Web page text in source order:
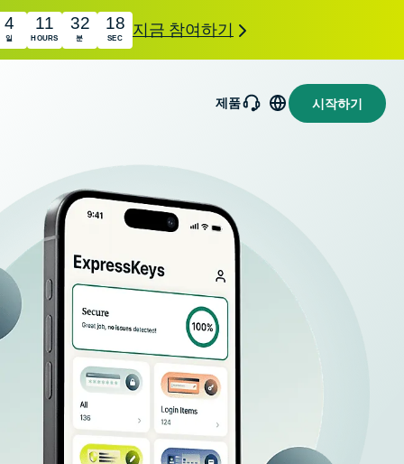
4
일
11
HOURS
32
분
17
SEC 지금 참여하기
제품
보호하는 비공개 이메
일 릴레이 서비스입니
ExpressAI
컨피덴셜 컴
퓨팅으로 구
동되어 프라
이버시 중심
인공 지능을
선사하는 최
초의 소비자
holiday.com
eSIM
150개 이상의
국가에서 단 하
로 무제한 데이
터를 제공합니
을 보유한
macOS 백
신, 방화벽,
시스템 도
공합니다.
시작하기